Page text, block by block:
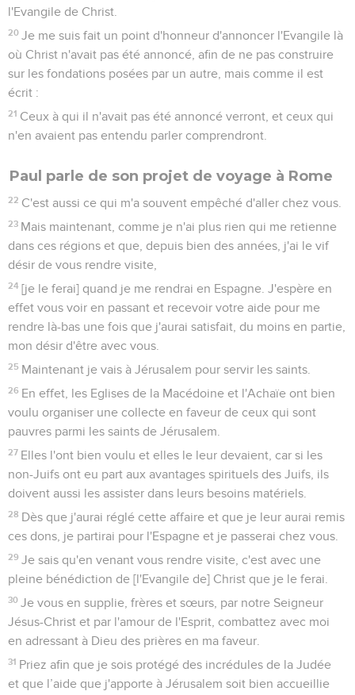
l'Evangile de Christ.
20 Je me suis fait un point d'honneur d'annoncer l'Evangile là
où Christ n'avait pas été annoncé, afin de ne pas construire
sur les fondations posées par un autre, mais comme il est
écrit :
21 Ceux à qui il n'avait pas été annoncé verront, et ceux qui
n'en avaient pas entendu parler comprendront.
Paul parle de son projet de voyage à Rome
22 C'est aussi ce qui m'a souvent empêché d'aller chez vous.
23 Mais maintenant, comme je n'ai plus rien qui me retienne
dans ces régions et que, depuis bien des années, j'ai le vif
désir de vous rendre visite,
24 [je le ferai] quand je me rendrai en Espagne. J'espère en
effet vous voir en passant et recevoir votre aide pour me
rendre là-bas une fois que j'aurai satisfait, du moins en partie,
mon désir d'être avec vous.
25 Maintenant je vais à Jérusalem pour servir les saints.
26 En effet, les Eglises de la Macédoine et l'Achaïe ont bien
voulu organiser une collecte en faveur de ceux qui sont
pauvres parmi les saints de Jérusalem.
27 Elles l'ont bien voulu et elles le leur devaient, car si les
non-Juifs ont eu part aux avantages spirituels des Juifs, ils
doivent aussi les assister dans leurs besoins matériels.
28 Dès que j'aurai réglé cette affaire et que je leur aurai remis
ces dons, je partirai pour l'Espagne et je passerai chez vous.
29 Je sais qu'en venant vous rendre visite, c'est avec une
pleine bénédiction de [l'Evangile de] Christ que je le ferai.
30 Je vous en supplie, frères et sœurs, par notre Seigneur
Jésus-Christ et par l'amour de l'Esprit, combattez avec moi
en adressant à Dieu des prières en ma faveur.
31 Priez afin que je sois protégé des incrédules de la Judée
et que l’aide que j'apporte à Jérusalem soit bien accueillie